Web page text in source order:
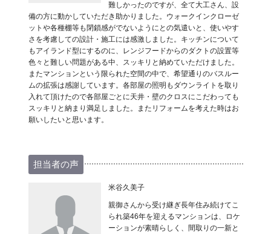
難しかったのですが、全て大工さん、設
備の方に動かしていただき助かりました。ウォークインクローゼ
ットや各種棚等も閉鎖感がでないようにとの気遣いと、使いやす
さを考慮しての設計・施工には感激しました。キッチンについて
もアイランド型にするのに、レンジフードからのダクトの設置等
色々と難しい問題がある中、スッキリと納めていただけました。
またマンションという限られた空間の中で、希望通りのバスルー
ムの拡張は感謝しています。各部屋の照明もダウンライトを取り
入れて頂けたので各部屋ごとに天井・壁のクロスにこだわっても
スッキリと納まり満足しました。またリフォームを考えた時はお
願いしたいと思います。
担当者の声
米谷久美子
親御さんから受け継ぎ長年住み続けてこ
られ築46年を迎えるマンションは、ロケ
ーションが素晴らしく、間取りの一新と